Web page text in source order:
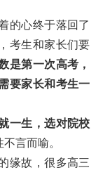
的心终于落回了
考生和家长们要
是第一次高考，
要家长和考生一
一生，选对院校
言而喻。
缘故，很多高三